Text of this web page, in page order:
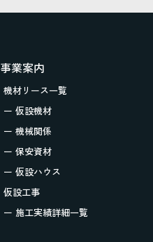
事業案内
機材リース一覧
ー 仮設機材
ー 機械関係
ー 保安資材
ー 仮設ハウス
仮設工事
ー 施工実績詳細一覧